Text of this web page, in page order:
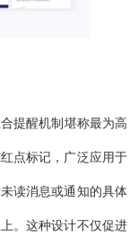
提醒机制堪称最为高
点标记，广泛应用于
读消息或通知的具体
。这种设计不仅促进